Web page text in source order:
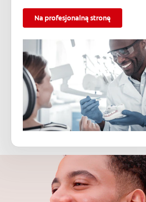
Na profesjonalną stronę